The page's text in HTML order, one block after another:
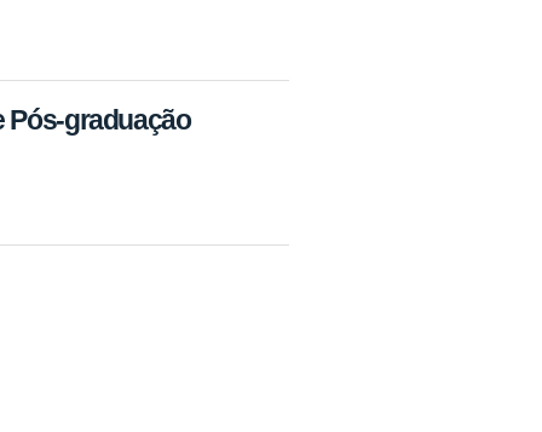
Pós-graduação